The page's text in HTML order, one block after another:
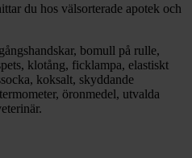
du hos välsorterade apotek och
bomull på rulle,
klotång, ficklampa, elastiskt
koksalt, skyddande
öronmedel, utvalda